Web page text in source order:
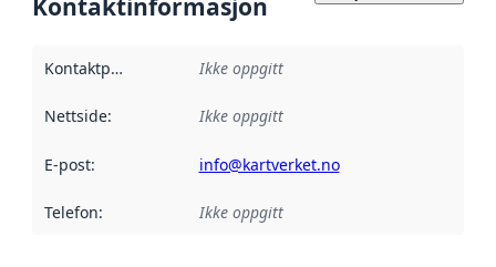
Kontaktinformasjon
Kontaktpunkt Ikke oppgitt
Nettside: Ikke oppgitt
E-post: info@kartverket.no
Telefon: Ikke oppgitt